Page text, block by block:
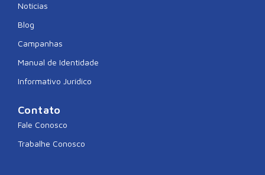
Notícias
Blog
Campanhas
Manual de Identidade
Informativo Jurídico
Contato
Fale Conosco
Trabalhe Conosco